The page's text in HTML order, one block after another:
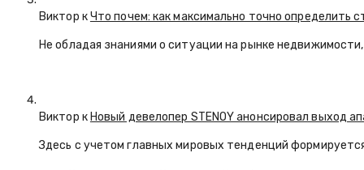
Виктор кЧто почем: как максимально точно определить
Не обладая знаниями о ситуации на рынке
Виктор к Новый девелопер STENOY анонсировал выход
Здесь с учетом главных мировых тенденций